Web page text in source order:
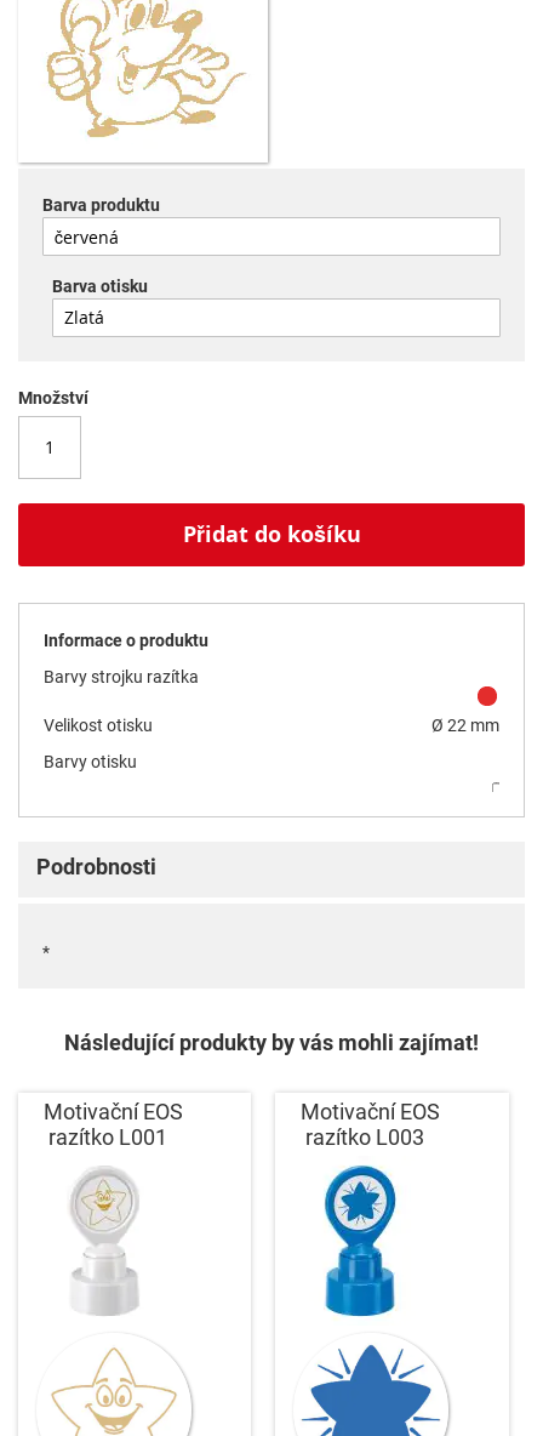
Barva produktu
Barva otisku
Množství
Přidat do košíku
Informace o produktu
Barvy strojku razítka
Velikost otisku
Ø 22 mm
Barvy otisku
Podrobnosti
*
Následující produkty by vás mohli zajímat!
Motivační EOS
razítko L001
Motivační EOS
razítko L003